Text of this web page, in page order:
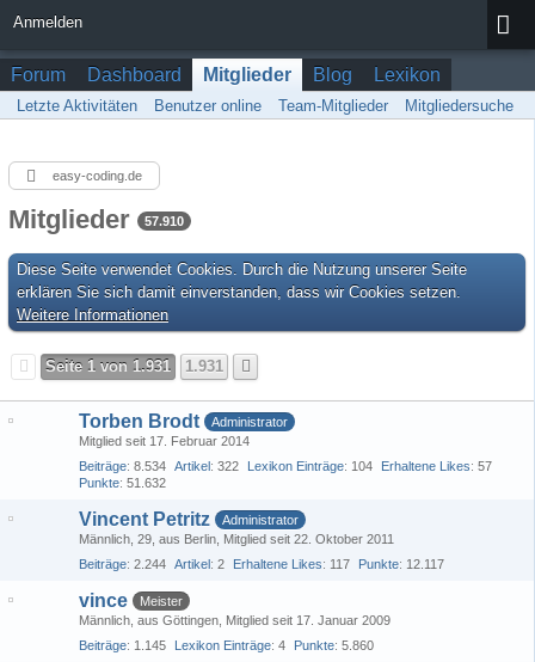
Anmelden
Forum Dashboard Mitglieder Blog Lexikon
Letzte Aktivitäten Benutzer online Team-Mitglieder Mitgliedersuche
easy-coding.de
Mitglieder 57.910
Diese Seite verwendet Cookies. Durch die Nutzung unserer Seite
erklären Sie sich damit einverstanden, dass wir Cookies setzen.
Weitere Informationen
Seite 1 von 1.931 1.931
Torben Brodt
Administrator
Mitglied seit 17. Februar 2014
Beiträge 8.534 Artikel 322 Lexikon Einträge 104 Erhaltene Likes 57
Punkte 51.632
Vincent Petritz
Administrator
Männlich 29 aus Berlin Mitglied seit 22. Oktober 2011
Beiträge 2.244 Artikel 2 Erhaltene Likes 117 Punkte 12.117
vince
Meister
Männlich aus Göttingen Mitglied seit 17. Januar 2009
Beiträge 1.145 Lexikon Einträge 4 Punkte 5.860